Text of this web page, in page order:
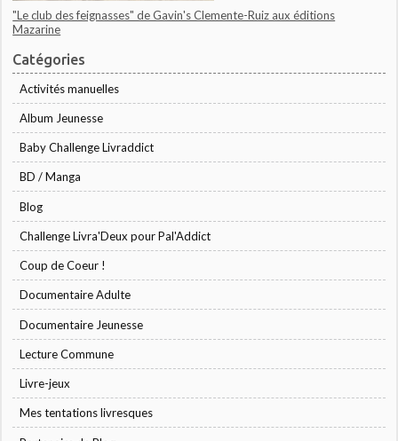
"Le club des feignasses" de Gavin's Clemente-Ruiz aux éditions
Mazarine
Catégories
Activités manuelles
Album Jeunesse
Baby Challenge Livraddict
BD / Manga
Blog
Challenge Livra'Deux pour Pal'Addict
Coup de Coeur !
Documentaire Adulte
Documentaire Jeunesse
Lecture Commune
Livre-jeux
Mes tentations livresques